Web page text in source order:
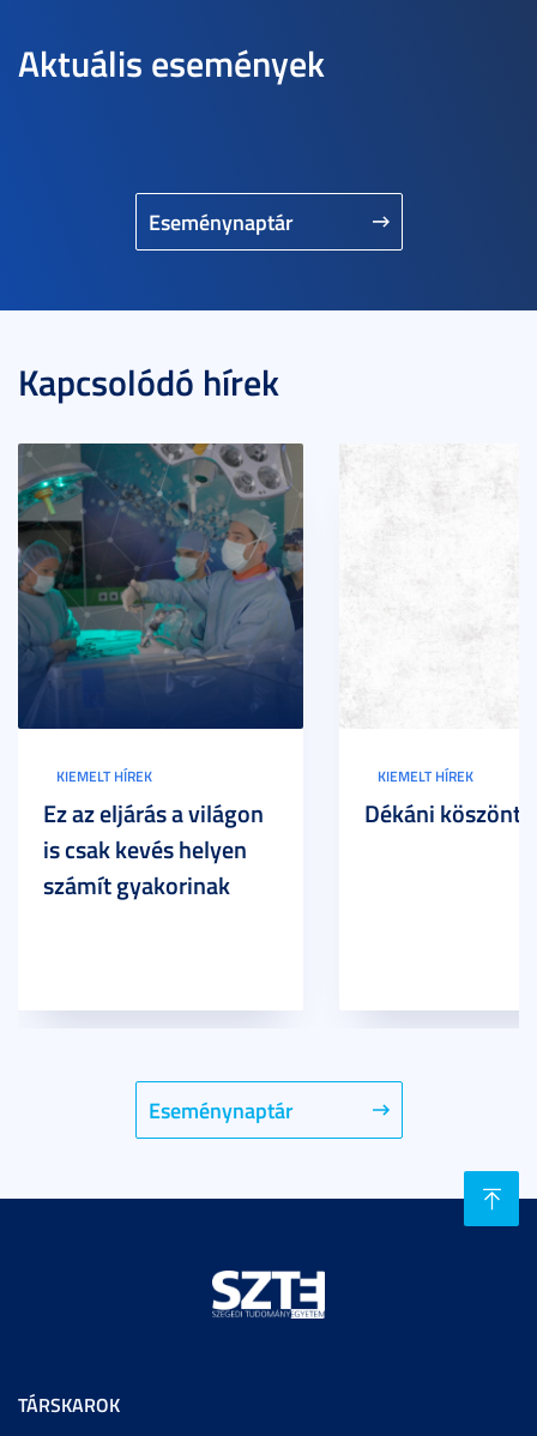
Aktuális események
Eseménynaptár
Kapcsolódó hírek
Eseménynaptár
KIEMELT HÍREK
Ez az eljárás a világon
is csak kevés helyen
számít gyakorinak
KIEMELT HÍREK
Dékáni köszöntő
TÁRSKAROK